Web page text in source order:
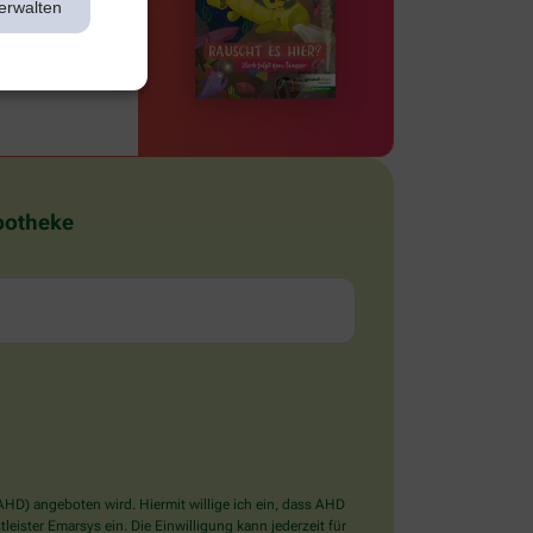
angeboten wird. Hiermit willige ich ein, dass AHD
Emarsys ein. Die Einwilligung kann jederzeit für